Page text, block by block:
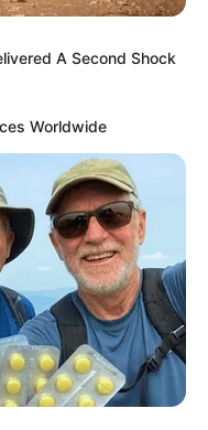
A Second Shock
Worldwide